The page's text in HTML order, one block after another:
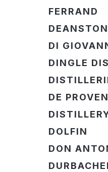
FERRAND
DEANSTON
DI
DINGLE
DE
DOLFIN
DON